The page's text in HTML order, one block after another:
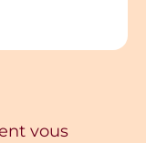
vous